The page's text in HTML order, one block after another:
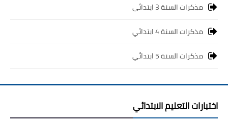
مذكرات السنة 3 ابتدائي
مذكرات السنة 4 ابتدائي
مذكرات السنة 5 ابتدائي
اختبارات التعليم الابتدائي